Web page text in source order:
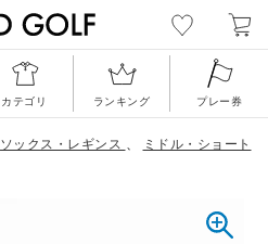
カテゴリ ランキング プレー券
ソックス・レギンス 、
ミドル・ショート